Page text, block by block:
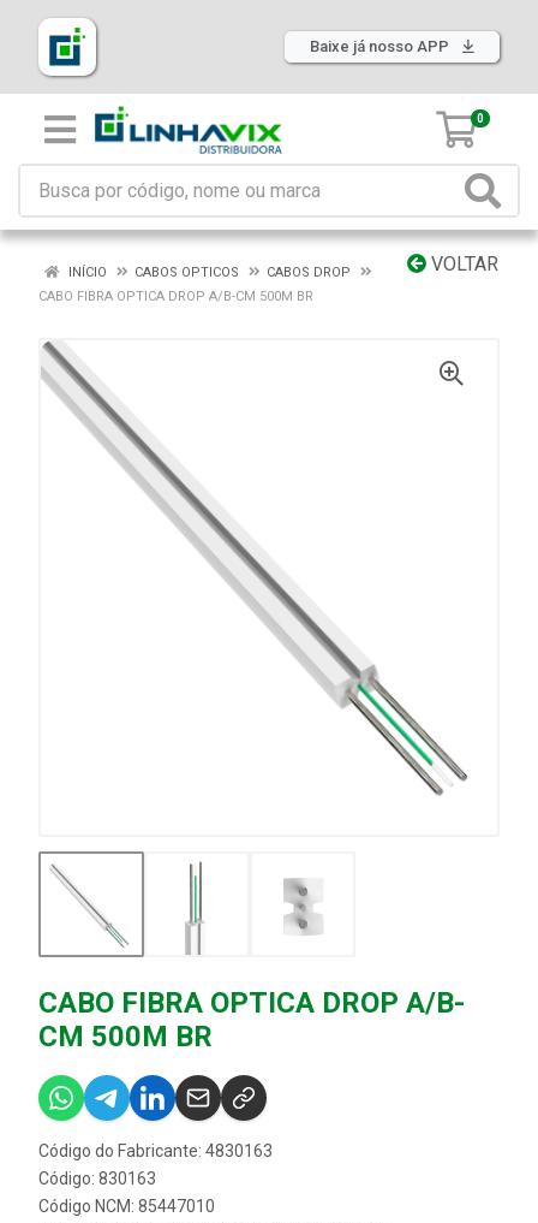
Baixe já nosso APP
0
VOLTAR
INÍCIO CABOS OPTICOS
CABOS DROP
CABO FIBRA OPTICA DROP A/B-CM 500M BR
CABO FIBRA OPTICA DROP A/B-
CM 500M BR
Código do Fabricante: 4830163
Código: 830163
Código NCM: 85447010